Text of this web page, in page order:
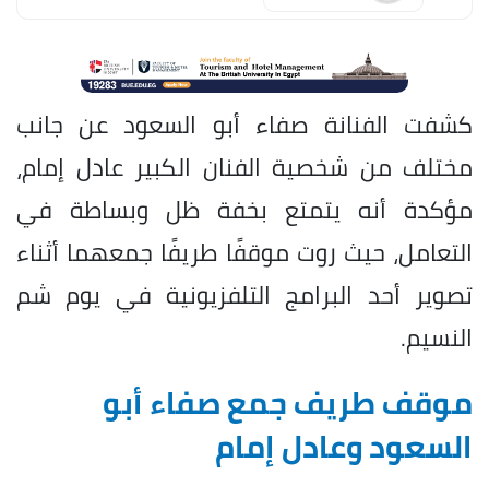
كشفت الفنانة صفاء أبو السعود عن جانب
مختلف من شخصية الفنان الكبير عادل إمام،
مؤكدة أنه يتمتع بخفة ظل وبساطة في
التعامل، حيث روت موقفًا طريفًا جمعهما أثناء
تصوير أحد البرامج التلفزيونية في يوم شم
النسيم.
موقف طريف جمع صفاء أبو
السعود وعادل إمام